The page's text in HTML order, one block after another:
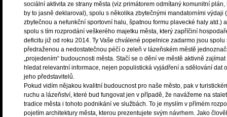
sociální aktivita ze strany města (viz primátorem odmítaný komunitní plán,
by to jasně deklaroval), spolu s několika zbytečnými mandatorními výdaji
zbytečnou a nefunkční sportovní halu, špatnou formu plavecké haly atd.) a
spolu s tím rozprodání veškerého majetku města, který zapříčiní
deficitu již od roku 2014. Ty Vaše chválené popelnice zadarmo jsou spolu
předraženou a nedostatečnou péčí o zeleň v lázeňském městě
„projedením“ budoucnosti města. Stačí se o dění ve městě aktivně zajímat
hledat relevantní informace, nejen populistická vyjádření a sdělování dat
jeho představitelů.
Pokud vidím nějakou kvalitní budoucnost pro naše město, pak v
ruchu a lázeňství, které bud fungovat jen v případě, že navážeme na
tradice města i tohoto podnikání ve službách. To je myslím v přímém
pojetím architektury města, kterou prezentujete svým návrhem. Jako